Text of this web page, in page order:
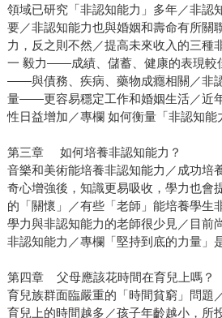
領域已研究「非認知能力」多年／非認
要／非認知能力也與婚姻和壽命有所關
力，反之則不然／提高未來收入的三種
一 毅力——成績、儲蓄、健康的表現較
——與債務、疾病、藥物成癮相關／非
量——更容易穩定工作和婚姻生活／近
性日益增加／專欄 如何衡量「非認知能
第三章 如何培養非認知能力？
音樂和美術能培養非認知能力／成功培
奇心增強後，知識更易吸收，學力也會
的「關懷」／有些「老師」能培養學生
學力與非認知能力的老師很少見／目前
非認知能力／專欄「堅持到底的力量」
第四章 父母應該花時間在育兒上嗎？
育兒族群面臨嚴重的「時間貧窮」問題
育兒上的時間越多／孩子年齡越小，所